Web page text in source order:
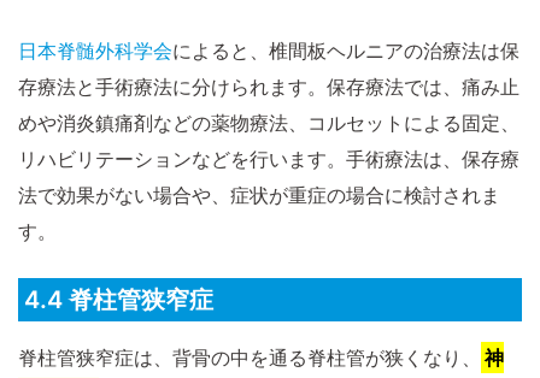
日本脊髄外科学会によると、椎間板ヘルニアの治療法は保
存療法と手術療法に分けられます。保存療法では、痛み止
めや消炎鎮痛剤などの薬物療法、コルセットによる固定、
リハビリテーションなどを行います。手術療法は、保存療
法で効果がない場合や、症状が重症の場合に検討されま
す。
4.4 脊柱管狭窄症
脊柱管狭窄症は、背骨の中を通る脊柱管が狭くなり、
神